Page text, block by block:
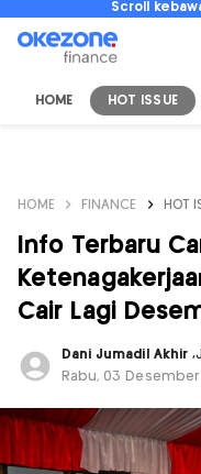
Scroll
HOME HOT ISSUE
HOME FINANCE HOT
Info Terbaru
Cair Lagi
Dani Jumadil Akhir ,
Rabu, 03 Desember